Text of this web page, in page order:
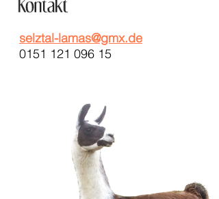
selztal-lamas@gmx.de
0151 121 096 15